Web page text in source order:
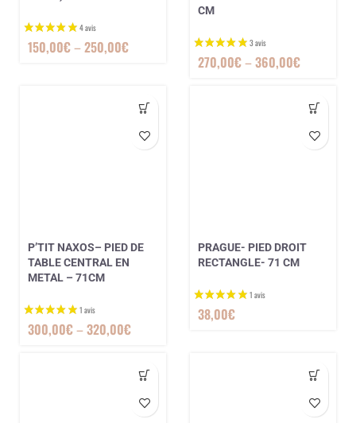
150,00€–250,00€
CM
270,00€–360,00€
P’TIT NAXOS– PIED DE
TABLE CENTRAL EN
METAL – 71CM
300,00€–320,00€
PRAGUE- PIED DROIT
RECTANGLE- 71 CM
38,00€